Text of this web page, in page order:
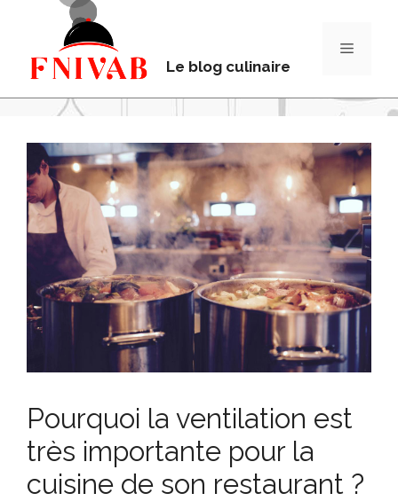
Le blog culinaire
Pourquoi la ventilation est
très importante pour la
cuisine de son restaurant ?